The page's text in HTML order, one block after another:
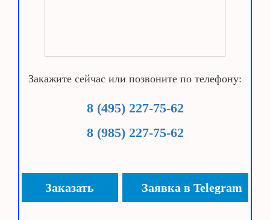
Закажите сейчас или позвоните по телефону:
8 (495) 227-75-62
8 (985) 227-75-62
Заказать Заявка в Telegram